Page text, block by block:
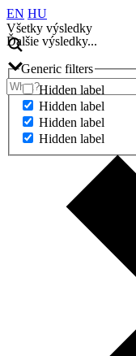
EN HU
Všetky výsledky
Ďalšie výsledky...
Generic filters
Hidden label
Hidden label
Hidden label
Hidden label